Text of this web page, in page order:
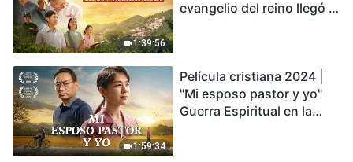
1:39:56
evangelio del reino llegó a
1:59:34
Película cristiana 2024 |
"Mi esposo pastor y yo"
Guerra Espiritual en la